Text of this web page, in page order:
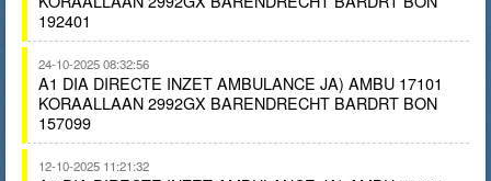
192401
24-10-2025 08:32:56
A1 DIA DIRECTE INZET AMBULANCE JA) AMBU 17101
KORAALLAAN 2992GX BARENDRECHT BARDRT BON
157099
12-10-2025 11:21:32